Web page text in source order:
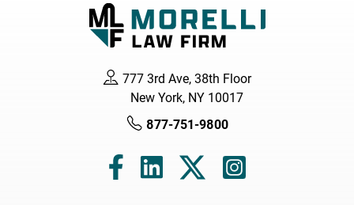
777 3rd Ave, 38th Floor
New York, NY 10017
877-751-9800